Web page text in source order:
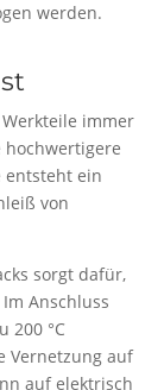
werden.
immer
entsteht ein
von
sorgt dafür,
Anschluss
200 °C
Vernetzung auf
auf elektrisch